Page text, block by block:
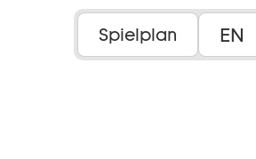
Spielplan EN